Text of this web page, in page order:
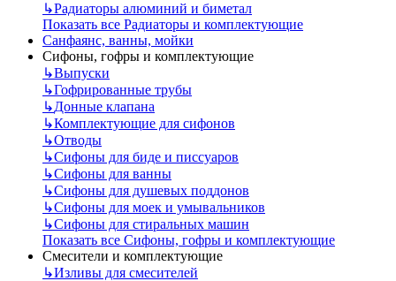
↳Радиаторы алюминий и биметал
Показать все Радиаторы и комплектующие
Санфаянс, ванны, мойки
Сифоны, гофры и комплектующие
↳Выпуски
↳Гофрированные трубы
↳Донные клапана
↳Комплектующие для сифонов
↳Отводы
↳Сифоны для биде и писсуаров
↳Сифоны для ванны
↳Сифоны для душевых поддонов
↳Сифоны для моек и умывальников
↳Сифоны для стиральных машин
Показать все Сифоны, гофры и комплектующие
Смесители и комплектующие
↳Изливы для смесителей